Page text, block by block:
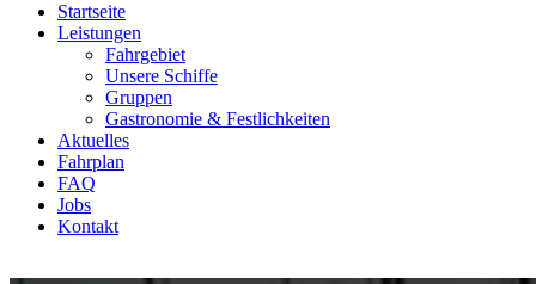
Startseite
Leistungen
Fahrgebiet
Unsere Schiffe
Gruppen
Gastronomie & Festlichkeiten
Aktuelles
Fahrplan
FAQ
Jobs
Kontakt